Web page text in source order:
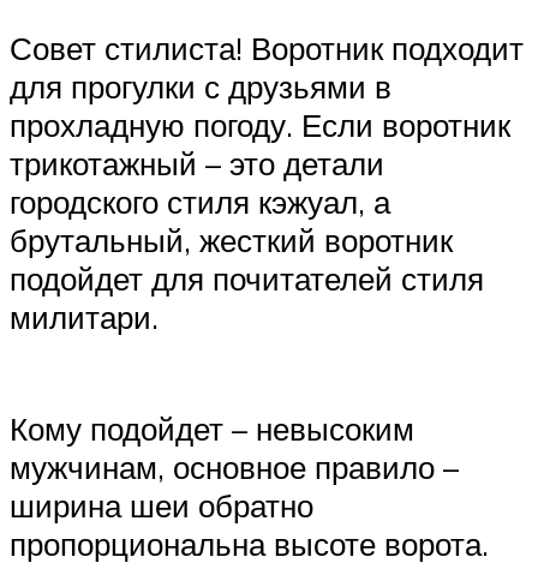
Совет стилиста! Воротник подходит
для прогулки с друзьями в
прохладную погоду. Если воротник
трикотажный – это детали
городского стиля кэжуал, а
брутальный, жесткий воротник
подойдет для почитателей стиля
милитари.
Кому подойдет – невысоким
мужчинам, основное правило –
ширина шеи обратно
пропорциональна высоте ворота.